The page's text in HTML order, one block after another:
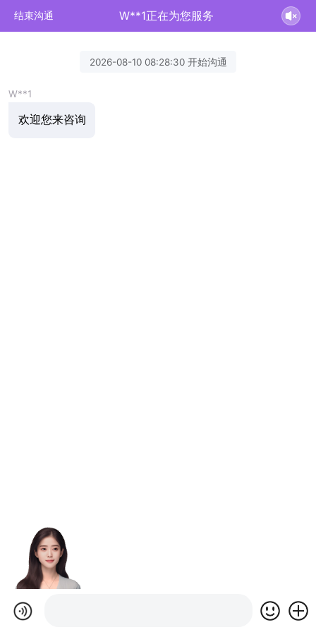
结束沟通 W**1正在为您服务
2026-08-10 08:28:30 开始沟通
W**1
欢迎您来咨询